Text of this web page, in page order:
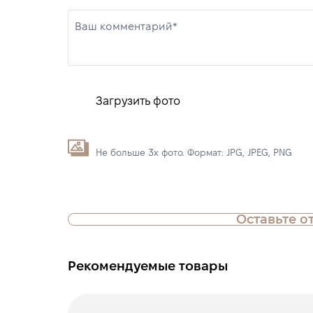
Ваш комментарий*
Загрузить фото
Не больше 3х фото. Формат: JPG, JPEG, PNG
Оставьте
Рекомендуемые товары